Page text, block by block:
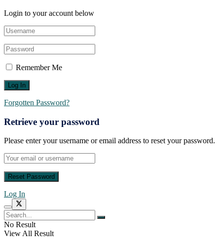
Login to your account below
Remember Me
Forgotten Password?
Retrieve your password
Please enter your username or email address to reset your password.
Log In
No Result
View All Result